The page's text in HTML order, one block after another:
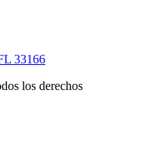
33166
los derechos